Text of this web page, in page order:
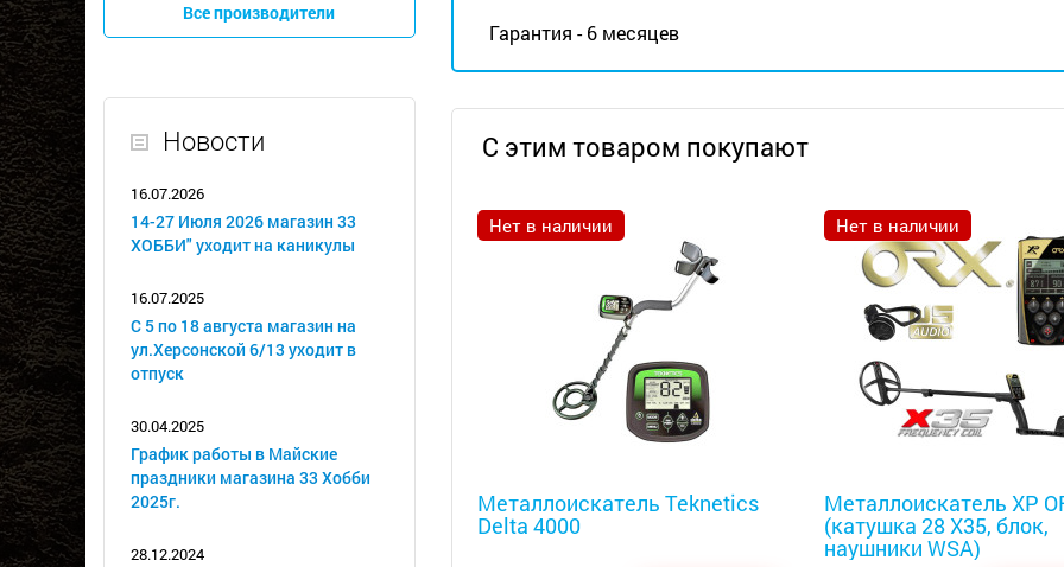
Все производители
Новости
16.07.2026
14-27 Июля 2026 магазин 33
ХОББИ" уходит на каникулы
16.07.2025
С 5 по 18 августа магазин на
ул.Херсонской 6/13 уходит в
отпуск
30.04.2025
График работы в Майские
праздники магазина 33 Хобби
2025г.
28.12.2024
Гарантия - 6 месяцев
С этим товаром покупают
Нет в наличии
Металлоискатель Teknetics
Delta 4000
Нет в наличии
Металлоискатель XP
(катушка 28 X35, блок,
наушники WSA)